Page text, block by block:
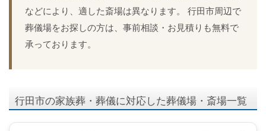
などにより、適した斎場は異なります。 行田市周辺で
葬儀場をお探しの方は、事前相談・お見積りも無料で
承っております。
行田市の家族葬・葬儀に対応した葬儀場・斎場一覧